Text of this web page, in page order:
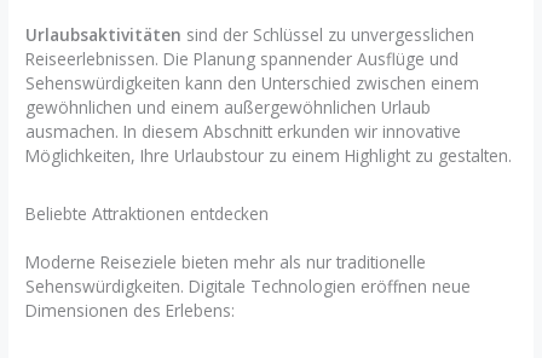
Urlaubsaktivitäten sind der Schlüssel zu unvergesslichen
Reiseerlebnissen. Die Planung spannender Ausflüge und
Sehenswürdigkeiten kann den Unterschied zwischen einem
gewöhnlichen und einem außergewöhnlichen Urlaub
ausmachen. In diesem Abschnitt erkunden wir innovative
Möglichkeiten, Ihre Urlaubstour zu einem Highlight zu gestalten.
Beliebte Attraktionen entdecken
Moderne Reiseziele bieten mehr als nur traditionelle
Sehenswürdigkeiten. Digitale Technologien eröffnen neue
Dimensionen des Erlebens: